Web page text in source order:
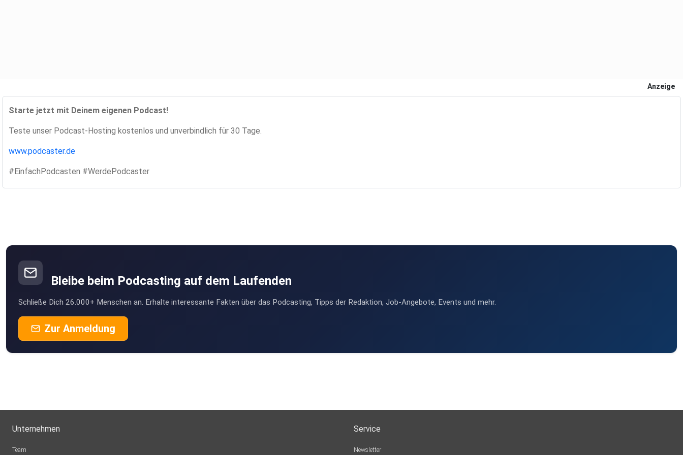
Anzeige
Starte jetzt mit Deinem eigenen Podcast!
Teste unser Podcast-Hosting kostenlos und unverbindlich für 30 Tage.
www.podcaster.de
#EinfachPodcasten #WerdePodcaster
Bleibe beim Podcasting auf dem Laufenden
Schließe Dich 26.000+ Menschen an. Erhalte interessante Fakten über das Podcasting, Tipps der Redaktion, Job-Angebote, Events und mehr.
Zur Anmeldung
Unternehmen
Team
Service
Newsletter